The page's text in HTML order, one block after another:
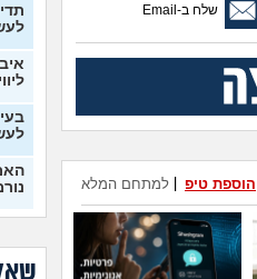
שלח ב-Email
למתחם המלא הוספת טיפ
ליווי